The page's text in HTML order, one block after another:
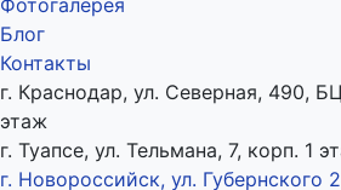
Блог
Контакты
г. Краснодар, ул. Северная, 490,
этаж
г. Туапсе, ул. Тельмана, 7, корп. 1
г. Новороссийск, ул. Губернского